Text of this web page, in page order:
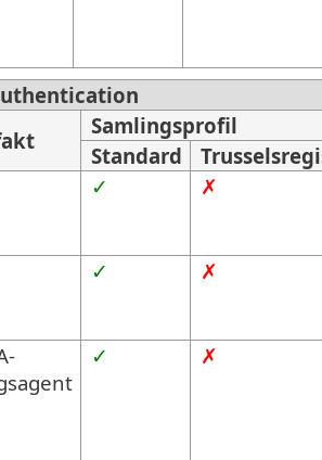
Samlingsprofil
Standard
✓ ✗
✓ ✗
✓ ✗